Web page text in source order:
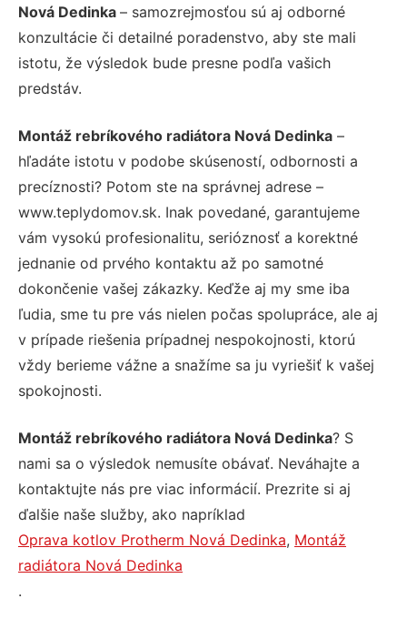
Nová Dedinka – samozrejmosťou sú aj odborné
konzultácie či detailné poradenstvo, aby ste mali
istotu, že výsledok bude presne podľa vašich
predstáv.
Montáž rebríkového radiátora Nová Dedinka –
hľadáte istotu v podobe skúseností, odbornosti a
precíznosti? Potom ste na správnej adrese –
www.teplydomov.sk. Inak povedané, garantujeme
vám vysokú profesionalitu, serióznosť a korektné
jednanie od prvého kontaktu až po samotné
dokončenie vašej zákazky. Keďže aj my sme iba
ľudia, sme tu pre vás nielen počas spolupráce, ale aj
v prípade riešenia prípadnej nespokojnosti, ktorú
vždy berieme vážne a snažíme sa ju vyriešiť k vašej
spokojnosti.
Montáž rebríkového radiátora Nová Dedinka? S
nami sa o výsledok nemusíte obávať. Neváhajte a
kontaktujte nás pre viac informácií. Prezrite si aj
ďalšie naše služby, ako napríklad
Oprava kotlov Protherm Nová Dedinka, Montáž
radiátora Nová Dedinka
.